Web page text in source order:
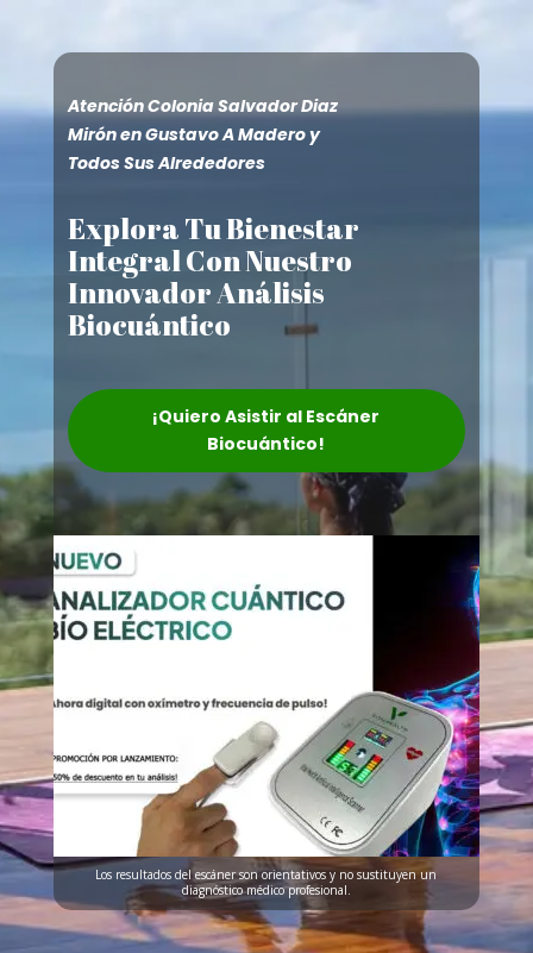
Atención Colonia Salvador Diaz
Mirón en Gustavo A Madero y
Todos Sus Alrededores
Explora Tu Bienestar
Integral Con Nuestro
Innovador Análisis
Biocuántico
¡Quiero Asistir al Escáner
Biocuántico!
Los resultados del escáner son orientativos y no sustituyen un
diagnóstico médico profesional.